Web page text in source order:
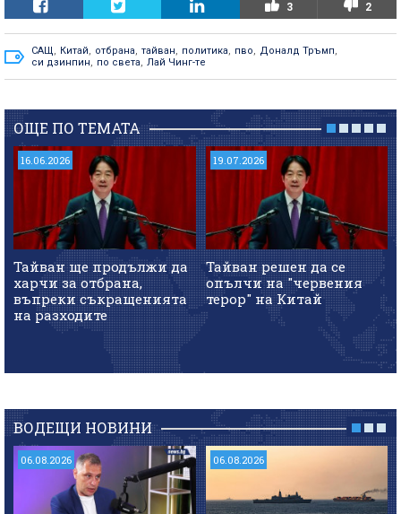
3 2
САЩ, Китай, отбрана, тайван, политика, пво, Доналд Тръмп,
си дзинпин, по света, Лай Чинг-те
ОЩЕ ПО ТЕМАТА
16.06.2026
Тайван ще продължи да
харчи за отбрана,
въпреки съкращенията
на разходите
19.07.2026
Тайван решен да се
опълчи на "червения
терор" на Китай
ВОДЕЩИ НОВИНИ
06.08.2026 06.08.2026